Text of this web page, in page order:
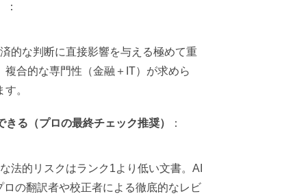
：
的な判断に直接影響を与える極めて重
合的な専門性（金融＋IT）が求めら
。
る（プロの最終チェック推奨）
：
法的リスクはランク1より低い文書。AI
の翻訳者や校正者による徹底的なレビ